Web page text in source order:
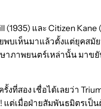
(1935) และ Citizen
พบเห็นมาแล้วตั้งแต่ยุคสมั
าภาพยนตร์เหล่านั้น มาข
งที่สอง เชื่อได้เลยว่า
ต่เมื่อฝ่ายสัมพันธมิตรเป็